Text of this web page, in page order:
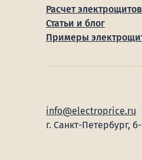
Расчет
Статьи и блог
Примеры
info@electroprice.ru
г. Санкт-Петербург,